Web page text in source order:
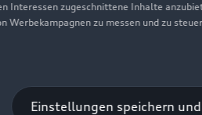
zugeschnittene Inhalte
Werbekampagnen zu messen und zu
Einstellungen speichern